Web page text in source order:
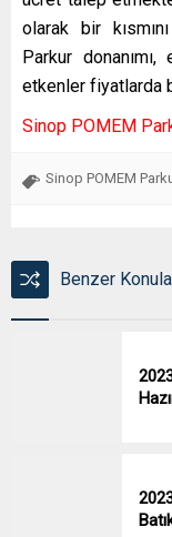
olarak bir
Parkur
etkenler fiyatlarda
Sinop POMEM
Sinop POMEM
Benzer